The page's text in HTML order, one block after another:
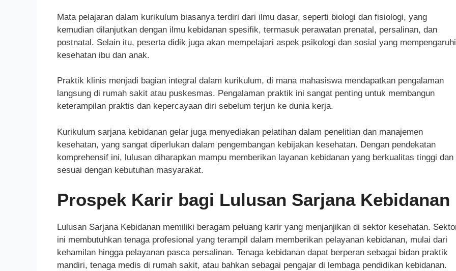
Mata pelajaran dalam kurikulum biasanya terdiri dari ilmu dasar, seperti biologi dan fisiologi, yang
kemudian dilanjutkan dengan ilmu kebidanan spesifik, termasuk perawatan prenatal, persalinan, dan
postnatal. Selain itu, peserta didik juga akan mempelajari aspek psikologi dan sosial yang mempengaruhi
kesehatan ibu dan anak.
Praktik klinis menjadi bagian integral dalam kurikulum, di mana mahasiswa mendapatkan pengalaman
langsung di rumah sakit atau puskesmas. Pengalaman praktik ini sangat penting untuk membangun
keterampilan praktis dan kepercayaan diri sebelum terjun ke dunia kerja.
Kurikulum sarjana kebidanan gelar juga menyediakan pelatihan dalam penelitian dan manajemen
kesehatan, yang sangat diperlukan dalam pengembangan kebijakan kesehatan. Dengan pendekatan
komprehensif ini, lulusan diharapkan mampu memberikan layanan kebidanan yang berkualitas tinggi dan
sesuai dengan kebutuhan masyarakat.
Prospek Karir bagi Lulusan Sarjana Kebidanan
Lulusan Sarjana Kebidanan memiliki beragam peluang karir yang menjanjikan di sektor kesehatan.
ini membutuhkan tenaga profesional yang terampil dalam memberikan pelayanan kebidanan, mulai dari
kehamilan hingga pelayanan pasca persalinan. Tenaga kebidanan dapat berperan sebagai bidan praktik
mandiri, tenaga medis di rumah sakit, atau bahkan sebagai pengajar di lembaga pendidikan kebidanan.